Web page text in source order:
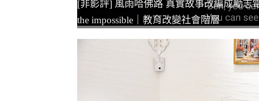
[非影評] 風雨哈佛路 真實故事改編成勵志
the impossible｜教育改變社會階層